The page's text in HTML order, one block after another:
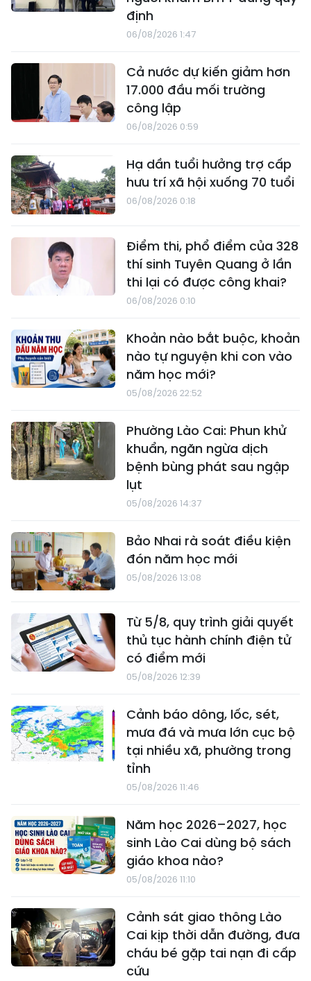
định
06/08/2026 1:47
Cả nước dự kiến giảm hơn
17.000 đầu mối trường
công lập
06/08/2026 0:59
Hạ dần tuổi hưởng trợ cấp
hưu trí xã hội xuống 70 tuổi
06/08/2026 0:18
Điểm thi, phổ điểm của 328
thí sinh Tuyên Quang ở lần
thi lại có được công khai?
06/08/2026 0:10
Khoản nào bắt buộc, khoản
nào tự nguyện khi con vào
năm học mới?
05/08/2026 22:52
Phường Lào Cai: Phun khử
khuẩn, ngăn ngừa dịch
bệnh bùng phát sau ngập
lụt
05/08/2026 14:37
Bảo Nhai rà soát điều kiện
đón năm học mới
05/08/2026 13:08
Từ 5/8, quy trình giải quyết
thủ tục hành chính điện tử
có điểm mới
05/08/2026 12:39
Cảnh báo dông, lốc, sét,
mưa đá và mưa lớn cục bộ
tại nhiều xã, phường trong
tỉnh
05/08/2026 11:46
Năm học 2026–2027, học
sinh Lào Cai dùng bộ sách
giáo khoa nào?
05/08/2026 11:10
Cảnh sát giao thông Lào
Cai kịp thời dẫn đường, đưa
cháu bé gặp tai nạn đi cấp
cứu